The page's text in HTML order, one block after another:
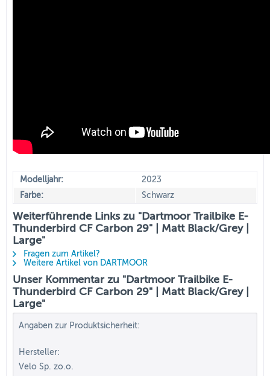
Modelljahr:
2023
Farbe:
Schwarz
Weiterführende Links zu "Dartmoor Trailbike E-
Thunderbird CF Carbon 29" | Matt Black/Grey |
Large"
Fragen zum Artikel?
Weitere Artikel von DARTMOOR
Unser Kommentar zu "Dartmoor Trailbike E-
Thunderbird CF Carbon 29" | Matt Black/Grey |
Large"
Angaben zur Produktsicherheit:
Hersteller:
Velo Sp. zo.o.